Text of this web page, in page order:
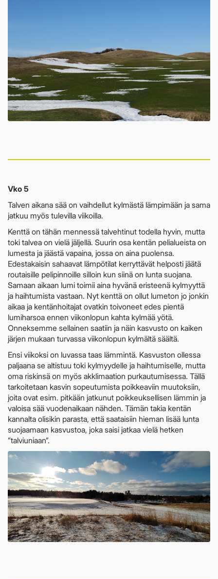
Vko 5
Talven aikana sää on vaihdellut kylmästä lämpimään ja sama
jatkuu myös tulevilla viikoilla.
Kenttä on tähän mennessä talvehtinut todella hyvin, mutta
toki talvea on vielä jäljellä. Suurin osa kentän pelialueista on
lumesta ja jäästä vapaina, jossa on aina puolensa.
Edestakaisin sahaavat lämpötilat kerryttävät helposti jäätä
routaisille pelipinnoille silloin kun siinä on lunta suojana.
Samaan aikaan lumi toimii aina hyvänä eristeenä kylmyyttä
ja haihtumista vastaan. Nyt kenttä on ollut lumeton jo jonkin
aikaa ja kentänhoitajat ovatkin toivoneet edes pientä
lumiharsoa ennen viikonlopun kahta kylmää yötä.
Onneksemme sellainen saatiin ja näin kasvusto on kaiken
järjen mukaan turvassa viikonlopun kylmältä säältä.
Ensi viikoksi on luvassa taas lämmintä. Kasvuston ollessa
paljaana se altistuu toki kylmyydelle ja haihtumiselle, mutta
oma riskinsä on myös akklimaation purkautumisessa. Tällä
tarkoitetaan kasvin sopeutumista poikkeaviin muutoksiin,
joita ovat esim. pitkään jatkunut poikkeuksellisen lämmin ja
valoisa sää vuodenaikaan nähden. Tämän takia kentän
kannalta olisikin parasta, että saataisiin hieman lisää lunta
suojaamaan kasvustoa, joka saisi jatkaa vielä hetken
”talviuniaan”.